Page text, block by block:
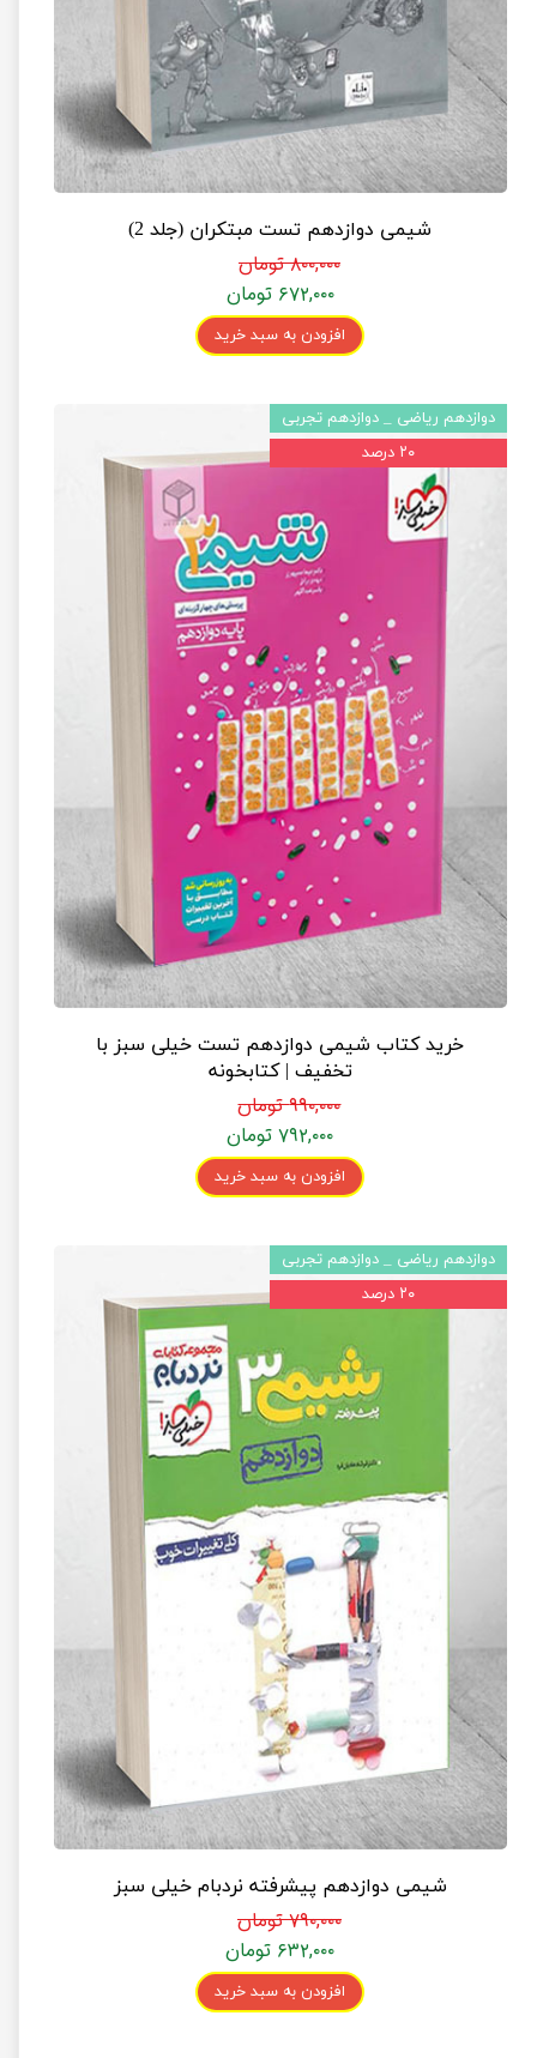
شیمی دوازدهم تست مبتکران (جلد 2)
۸۰۰,۰۰۰ تومان
۶۷۲,۰۰۰ تومان
افزودن به سبد خرید
خرید کتاب شیمی دوازدهم تست خیلی سبز با
تخفیف | کتابخونه
۹۹۰,۰۰۰ تومان
۷۹۲,۰۰۰ تومان
افزودن به سبد خرید
دوازدهم ریاضی _ دوازدهم تجربی
۲۰ درصد
شیمی دوازدهم پیشرفته نردبام خیلی سبز
۷۹۰,۰۰۰ تومان
۶۳۲,۰۰۰ تومان
افزودن به سبد خرید
دوازدهم ریاضی _ دوازدهم تجربی
۲۰ درصد